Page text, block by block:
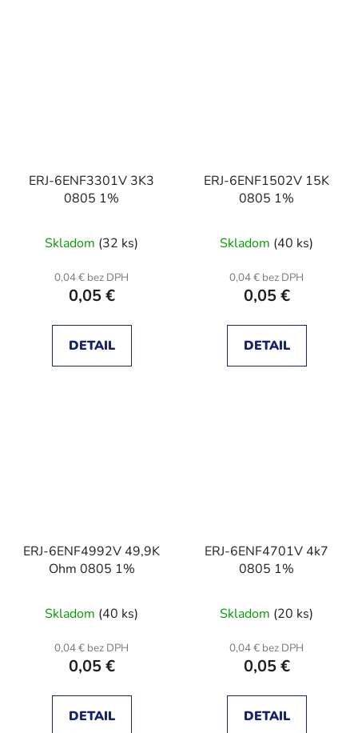
ERJ-6ENF3301V 3K3
0805 1%
Skladom (32 ks)
0,04 € bez DPH
0,05 €
DETAIL
ERJ-6ENF1502V 15K
0805 1%
Skladom (40 ks)
0,04 € bez DPH
0,05 €
DETAIL
ERJ-6ENF4992V 49,9K
Ohm 0805 1%
Skladom (40 ks)
0,04 € bez DPH
0,05 €
DETAIL
ERJ-6ENF4701V 4k7
0805 1%
Skladom (20 ks)
0,04 € bez DPH
0,05 €
DETAIL